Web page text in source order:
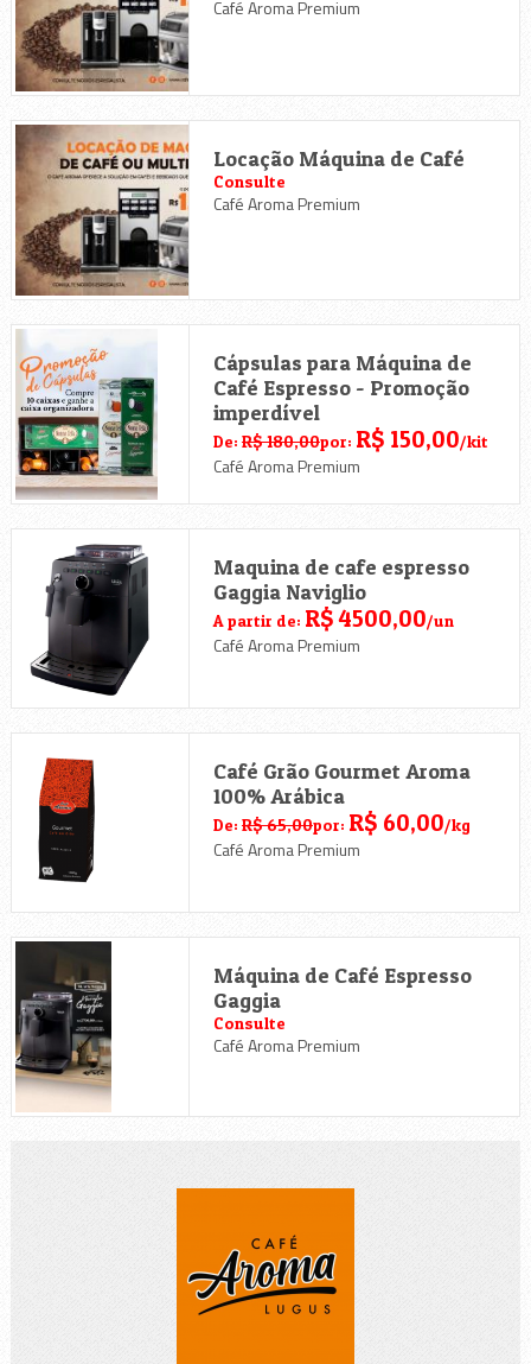
Café Aroma Premium
Locação Máquina de Café
Consulte
Café Aroma Premium
Cápsulas para Máquina de
Café Espresso - Promoção
imperdível
De: R$ 180,00por: R$ 150,00/kit
Café Aroma Premium
Maquina de cafe espresso
Gaggia Naviglio
A partir de: R$ 4500,00/un
Café Aroma Premium
Café Grão Gourmet Aroma
100% Arábica
De: R$ 65,00por: R$ 60,00/kg
Café Aroma Premium
Máquina de Café Espresso
Gaggia
Consulte
Café Aroma Premium